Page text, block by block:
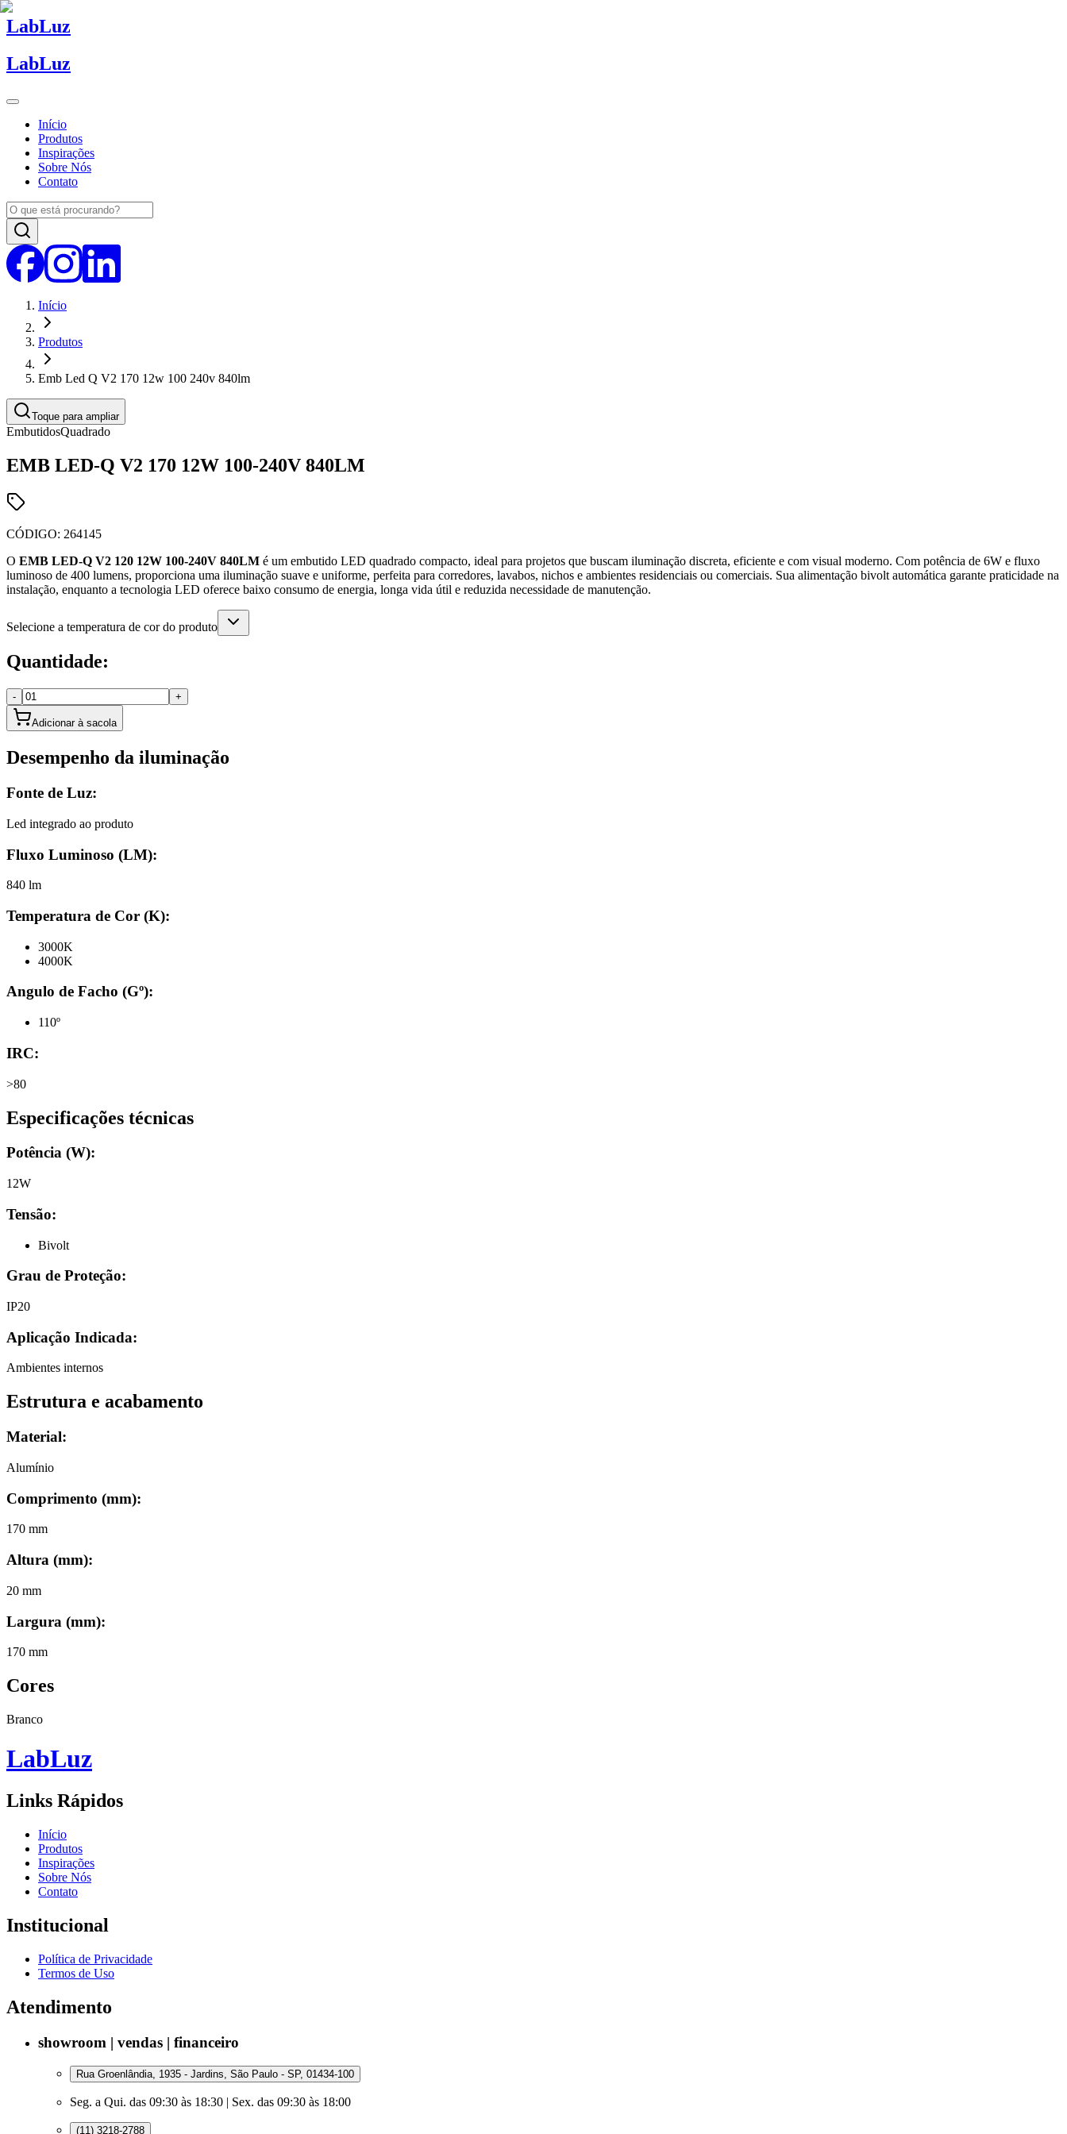
LabLuz
LabLuz
Início
Produtos
Inspirações
Sobre Nós
Contato
Início
Produtos
Emb Led Q V2 170 12w 100 240v 840lm
Toque para ampliar
EmbutidosQuadrado
EMB LED-Q V2 170 12W 100-240V 840LM
CÓDIGO: 264145
O EMB LED-Q V2 120 12W 100-240V 840LM é um embutido LED quadrado compacto, ideal para projetos que buscam iluminação discreta, eficiente e com visual moderno. Com potência de 6W e fluxo
luminoso de 400 lumens, proporciona uma iluminação suave e uniforme, perfeita para corredores, lavabos, nichos e ambientes residenciais ou comerciais. Sua alimentação bivolt automática garante praticidade na
instalação, enquanto a tecnologia LED oferece baixo consumo de energia, longa vida útil e reduzida necessidade de manutenção.
Selecione a temperatura de cor do produto
Quantidade:
- +
Adicionar à sacola
Desempenho da iluminação
Fonte de Luz:
Led integrado ao produto
Fluxo Luminoso (LM):
840 lm
Temperatura de Cor (K):
3000K
4000K
Angulo de Facho (Gº):
110º
IRC:
>80
Especificações técnicas
Potência (W):
12W
Tensão:
Bivolt
Grau de Proteção:
IP20
Aplicação Indicada:
Ambientes internos
Estrutura e acabamento
Material:
Alumínio
Comprimento (mm):
170 mm
Altura (mm):
20 mm
Largura (mm):
170 mm
Cores
Branco
LabLuz
Links Rápidos
Início
Produtos
Inspirações
Sobre Nós
Contato
Institucional
Política de Privacidade
Termos de Uso
Atendimento
showroom | vendas | financeiro
Rua Groenlândia, 1935 - Jardins, São Paulo - SP, 01434-100
Seg. a Qui. das 09:30 às 18:30 | Sex. das 09:30 às 18:00
(11) 3218-2788